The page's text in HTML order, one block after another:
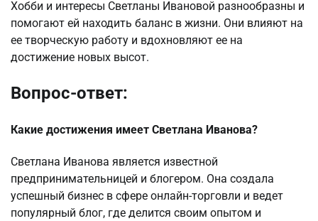
Хобби и интересы Светланы Ивановой разнообразны и
помогают ей находить баланс в жизни. Они влияют на
ее творческую работу и вдохновляют ее на
достижение новых высот.
Вопрос-ответ:
Какие достижения имеет Светлана Иванова?
Светлана Иванова является известной
предпринимательницей и блогером. Она создала
успешный бизнес в сфере онлайн-торговли и ведет
популярный блог, где делится своим опытом и